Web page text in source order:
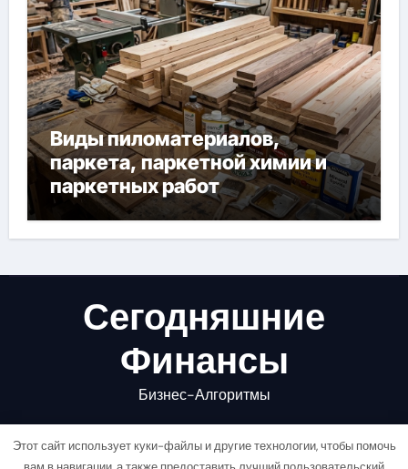
Виды пиломатериалов,
паркета, паркетной химии и
паркетных работ
Сегодняшние
Финансы
Бизнес-Алгоритмы
Этот сайт использует куки-файлы и другие технологии, чтобы помочь